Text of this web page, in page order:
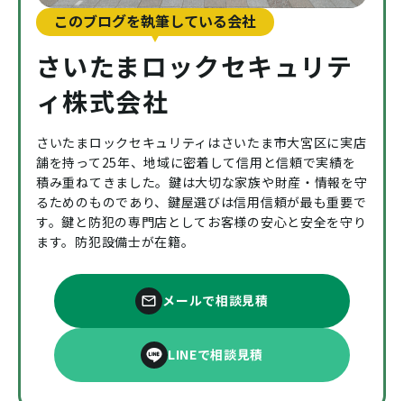
このブログを執筆している会社
さいたまロックセキュリテ
ィ株式会社
さいたまロックセキュリティはさいたま市大宮区に実店
舗を持って25年、地域に密着して信用と信頼で実績を
積み重ねてきました。鍵は大切な家族や財産・情報を守
るためのものであり、鍵屋選びは信用信頼が最も重要で
す。鍵と防犯の専門店としてお客様の安心と安全を守り
ます。防犯設備士が在籍。
メールで相談見積
LINEで相談見積